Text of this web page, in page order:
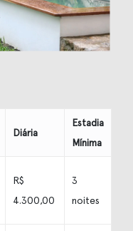
Diária
Estadia
Mínima
R$
4.300,00
3
noites